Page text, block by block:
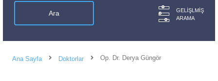
GELIŞLMIŞ
ARAMA
Ana Sayfa Doktorlar Op. Dr. Derya Güngör